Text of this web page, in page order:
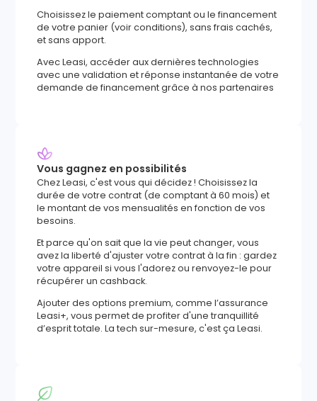
Choisissez le paiement comptant ou le financement
de votre panier (voir conditions), sans frais cachés,
et sans apport.
Avec Leasi, accéder aux dernières technologies
avec une validation et réponse instantanée de votre
demande de financement grâce à nos partenaires
Vous gagnez en possibilités
Chez Leasi, c'est vous qui décidez ! Choisissez la
durée de votre contrat (de comptant à 60 mois) et
le montant de vos mensualités en fonction de vos
besoins.
Et parce qu'on sait que la vie peut changer, vous
avez la liberté d'ajuster votre contrat à la fin : gardez
votre appareil si vous l'adorez ou renvoyez-le pour
récupérer un cashback.
Ajouter des options premium, comme l’assurance
Leasi+, vous permet de profiter d'une tranquillité
d’esprit totale. La tech sur-mesure, c'est ça Leasi.